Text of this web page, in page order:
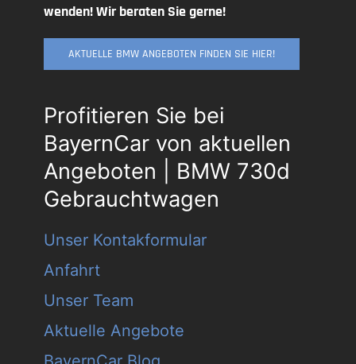
wenden! Wir beraten Sie gerne!
AKTUELLE BMW ANGEBOTEN FINDEN SIE HIER!
Profitieren Sie bei
BayernCar von aktuellen
Angeboten | BMW 730d
Gebrauchtwagen
Unser Kontakformular
Anfahrt
Unser Team
Aktuelle Angebote